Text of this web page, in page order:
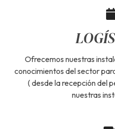
Ofrecemos nuestras
conocimientos del sector
( desde la recepción del
nuestras